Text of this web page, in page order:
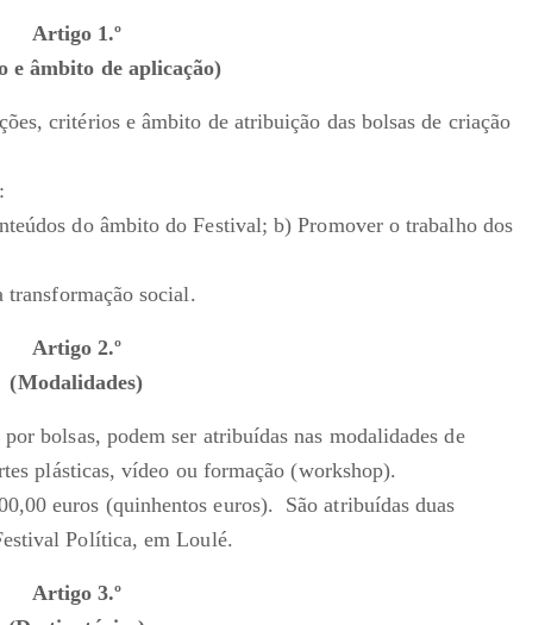
Artigo 1.º
e âmbito de aplicação)
critérios e âmbito de atribuição das bolsas de criação
do âmbito do Festival; b) Promover o trabalho dos
social.
Artigo 2.º
(Modalidades)
bolsas, podem ser atribuídas nas modalidades de
plásticas, vídeo ou formação (workshop).
euros (quinhentos euros). São atribuídas duas
Política, em Loulé.
Artigo 3.º